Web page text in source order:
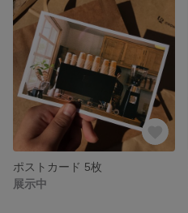
ポストカード 5枚
展示中